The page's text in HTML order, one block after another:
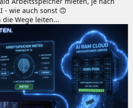
- wie auch sonst 🙃
Wege leiten...